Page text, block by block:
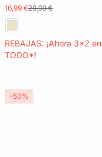
16,99 €29,99 €
REBAJAS: ¡Ahora 3x2 en
TODO*!
-50%